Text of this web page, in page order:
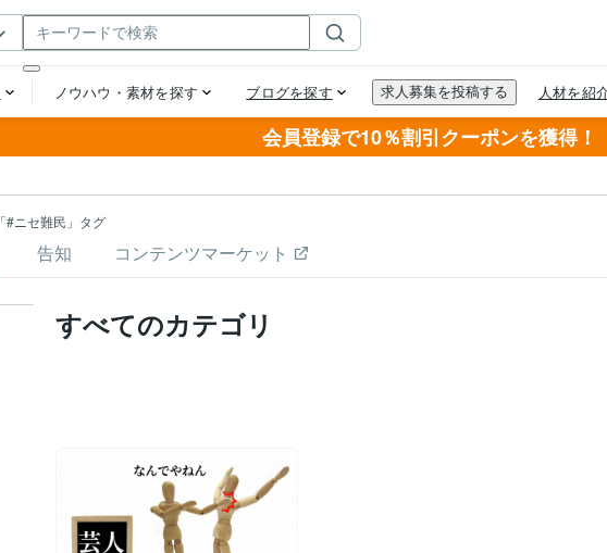
会員登録で10％割引クーポンを獲得！
「#ニセ難民」タグ
告知 コンテンツマーケット
すべてのカテゴリ